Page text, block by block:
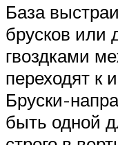
База
брусков или
гвоздками
переходят к
Бруски-
быть одной